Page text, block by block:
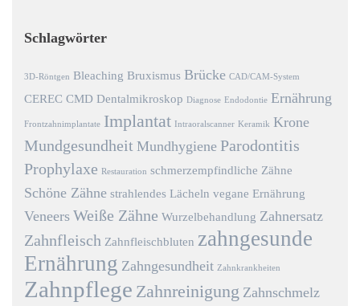
Schlagwörter
3D-Röntgen Bleaching Bruxismus Brücke CAD/CAM-System
CEREC CMD Dentalmikroskop Diagnose Endodontie Ernährung
Frontzahnimplantate Implantat Intraoralscanner Keramik Krone
Mundgesundheit Mundhygiene Parodontitis
Prophylaxe Restauration schmerzempfindliche Zähne
Schöne Zähne strahlendes Lächeln vegane Ernährung
Veneers Weiße Zähne Wurzelbehandlung Zahnersatz
Zahnfleisch Zahnfleischbluten zahngesunde
Ernährung Zahngesundheit Zahnkrankheiten
Zahnpflege Zahnreinigung Zahnschmelz